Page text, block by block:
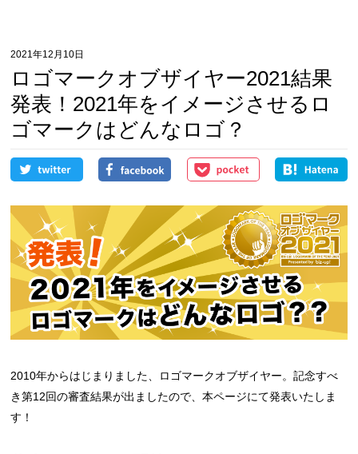
2021年12月10日
ロゴマークオブザイヤー2021結果
発表！2021年をイメージさせるロ
ゴマークはどんなロゴ？
2010年からはじまりました、ロゴマークオブザイヤー。記念すべ
き第12回の審査結果が出ましたので、本ページにて発表いたしま
す！